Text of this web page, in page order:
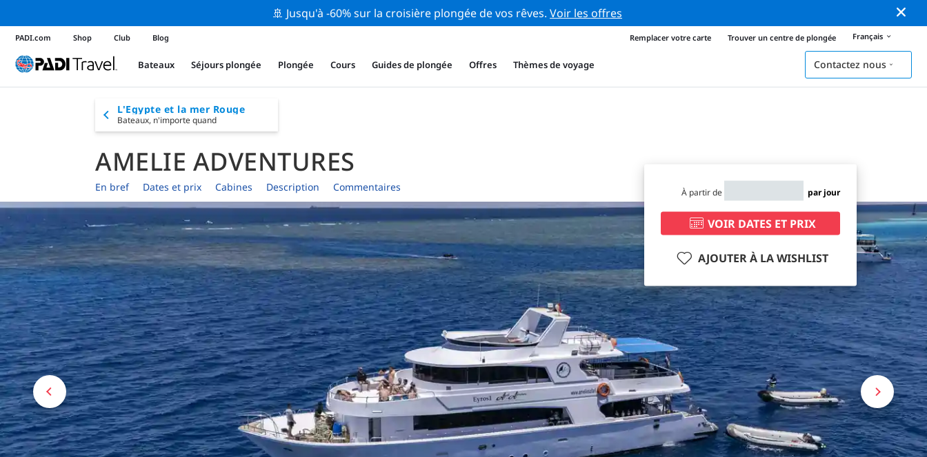
🚢 Jusqu'à -60% sur la croisière plongée de vos rêves. Voir les offres
PADI.com Shop Club Blog Remplacer votre carte Trouver un centre de plongée Français
Bateaux Séjours plongée Plongée Cours Guides de plongée Offres Thèmes de voyage Contactez nous
L'Egypte et la mer Rouge
Bateaux, n'importe quand
AMELIE ADVENTURES
En bref Dates et prix Cabines Description Commentaires À partir de par jour
VOIR DATES ET PRIX
AJOUTER À LA WISHLIST